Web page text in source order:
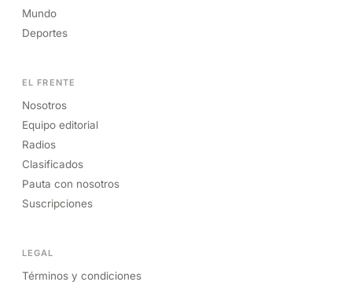
Mundo
Deportes
EL FRENTE
Nosotros
Equipo editorial
Radios
Clasificados
Pauta con nosotros
Suscripciones
LEGAL
Términos y condiciones